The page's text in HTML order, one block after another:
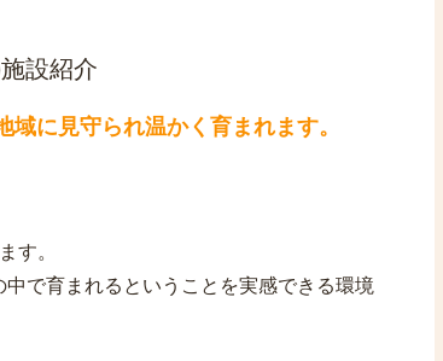
設紹介
に見守られ温かく育まれます。
す。
で育まれるということを実感できる環境